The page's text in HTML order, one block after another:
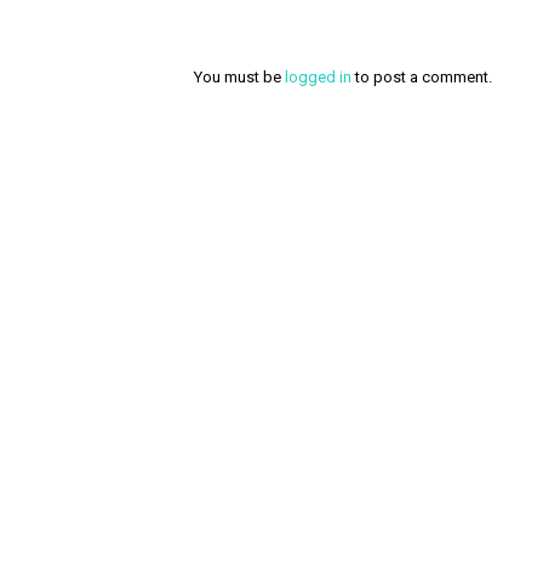
You must be logged in to post a comment.